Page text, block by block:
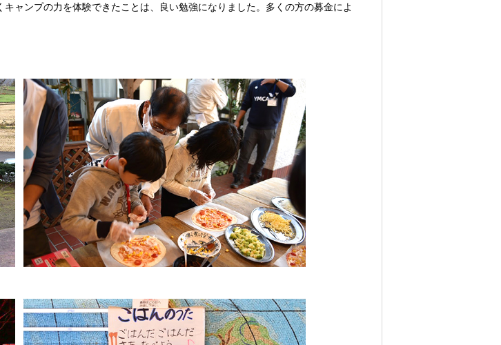
ャンプの力を体験できたことは、良い勉強になりました。多くの方の募金によ